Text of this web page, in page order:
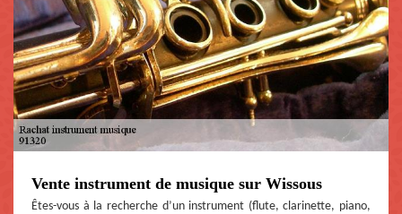
Vente instrument de musique sur Wissous
Êtes-vous à la recherche d’un instrument (flute, clarinette, piano,